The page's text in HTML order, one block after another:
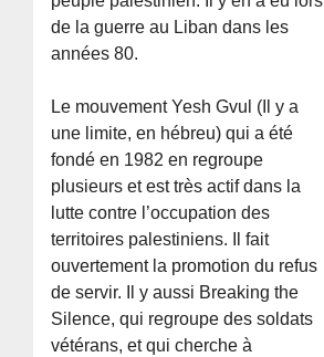
de la guerre au Liban dans les
années 80.
Le mouvement Yesh Gvul (Il y a
une limite, en hébreu) qui a été
fondé en 1982 en regroupe
plusieurs et est très actif dans la
lutte contre l’occupation des
territoires palestiniens. Il fait
ouvertement la promotion du refus
de servir. Il y aussi Breaking the
Silence, qui regroupe des soldats
vétérans, et qui cherche à